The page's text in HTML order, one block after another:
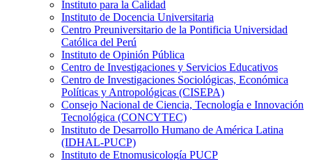
Instituto para la Calidad
Instituto de Docencia Universitaria
Centro Preuniversitario de la Pontificia Universidad
Católica del Perú
Instituto de Opinión Pública
Centro de Investigaciones y Servicios Educativos
Centro de Investigaciones Sociológicas, Económica
Políticas y Antropológicas (CISEPA)
Consejo Nacional de Ciencia, Tecnología e Innovación
Tecnológica (CONCYTEC)
Instituto de Desarrollo Humano de América Latina
(IDHAL-PUCP)
Instituto de Etnomusicología PUCP